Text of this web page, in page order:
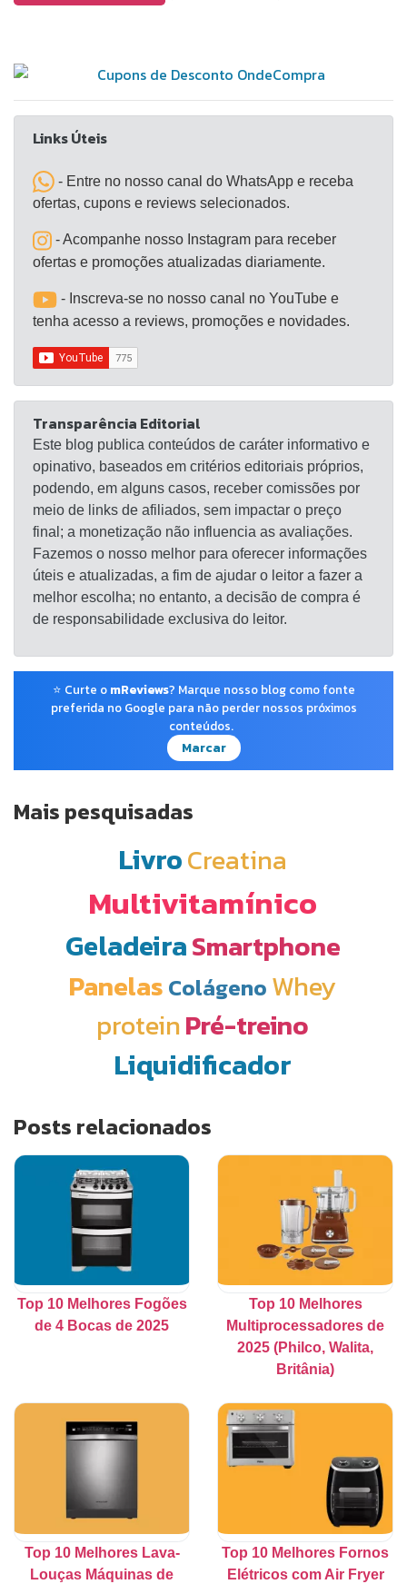
impurezas, além de facilitar o uso e a limpeza. O
produto não gera condensação, mantendo mãos e
superfícies secas, e possui base que evita riscos.
Com capacidade aproximada de 340 ml, é indicado
para diferentes ambientes e ocasiões, além de ser
uma opção adequada para presente, com
embalagem reciclável.
Links Úteis
- Entre no nosso canal do WhatsApp e receba
ofertas, cupons e reviews selecionados.
- Acompanhe nosso Instagram para receber
ofertas e promoções atualizadas diariamente.
- Inscreva-se no nosso canal no YouTube e
tenha acesso a reviews, promoções e novidades.
Transparência Editorial
Este blog publica conteúdos de caráter informativo e
opinativo, baseados em critérios editoriais próprios,
podendo, em alguns casos, receber comissões por
meio de links de afiliados, sem impactar o preço
final; a monetização não influencia as avaliações.
Fazemos o nosso melhor para oferecer informações
úteis e atualizadas, a fim de ajudar o leitor a fazer a
melhor escolha; no entanto, a decisão de compra é
de responsabilidade exclusiva do leitor.
⭐ Curte o mReviews? Marque nosso blog como fonte
preferida no Google para não perder nossos próximos
conteúdos.
Marcar
Mais pesquisadas
LivroCreatina
Multivitamínico
GeladeiraSmartphone
Panelas Colágeno Whey
proteinPré-treino
Liquidificador
Posts relacionados
Top 10 Melhores Fogões
de 4 Bocas de 2025
Top 10 Melhores
Multiprocessadores de
2025 (Philco, Walita,
Britânia)
Top 10 Melhores Lava-
Louças Máquinas de
Top 10 Melhores Fornos
Elétricos com Air Fryer